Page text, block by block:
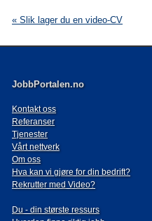
« Slik lager du en video-CV
JobbPortalen.no
Kontakt oss
Referanser
Tjenester
Vårt nettverk
Om oss
Hva kan vi gjøre for din bedrift?
Rekrutter med Video?
Du - din største ressurs